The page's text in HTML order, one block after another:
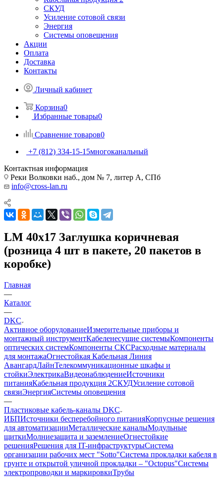
СКУД
Усиление сотовой связи
Энергия
Системы оповещения
Акции
Оплата
Доставка
Контакты
Личный кабинет
Корзина0
Избранные товары0
Сравнение товаров0
+7 (812) 334-15-15многоканальный
Контактная информация
Реки Волковки наб., дом № 7, литер А, СПб
info@cross-lan.ru
LM 40x17 Заглушка коричневая
(розница 4 шт в пакете, 20 пакетов в
коробке)
Главная
—
Каталог
—
DKC
Активное оборудованиеИзмерительные приборы и
монтажный инструментКабеленесущие системыКомпоненты
оптических системКомпоненты СКСРасходные материалы
для монтажаОгнестойкая Кабельная Линия
АвангардЛайнТелекоммуникационные шкафы и
стойкиЭлектрикаВидеонаблюдениеИсточники
питанияКабельная продукция 2СКУДУсиление сотовой
связиЭнергияСистемы оповещения
—
Пластиковые кабель-каналы DKC
ИБПИсточники бесперебойного питанияКорпусные решения
для автоматизацииМеталлические каналыМодульные
щиткиМолниезащита и заземлениеОгнестойкие
решенияРешения для IT-инфраструктурыСистема
организации рабочих мест "Sotto"Система прокладки кабеля в
грунте и открытой уличной прокладки – "Octopus"Системы
электропроводки и маркировкиТрубы